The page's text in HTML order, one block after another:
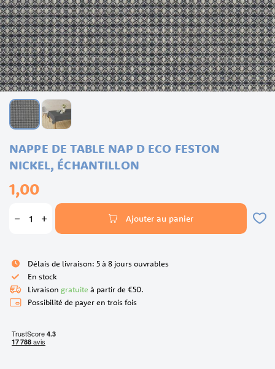
the
beginning
the
gallery
NAPPE DE TABLE NAP D ECO FESTON
NICKEL, ÉCHANTILLON
1,00
Ajouter au panier
Délais de livraison: 5 à 8 jours ouvrables
En stock
Livraison gratuite à partir de €50.
Possibilité de payer en trois fois